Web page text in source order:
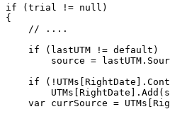
if (trial != null)
{
// ....
if (lastUTM != default)
source =
if
var currSource =